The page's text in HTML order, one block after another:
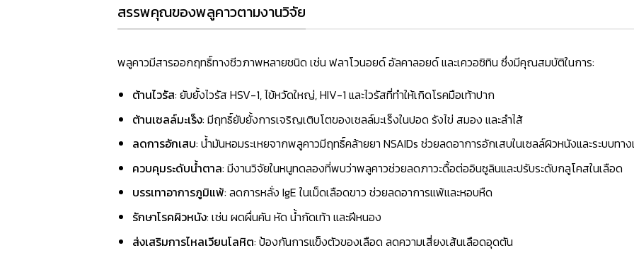
สรรพคุณของพลูคาวตามงานวิจัย
พลูคาวมีสารออกฤทธิ์ทางชีวภาพหลายชนิด เช่น ฟลาโวนอยด์ อัลคาลอยด์ และเควอซิทิน ซึ่งมีคุณสมบัติในการ:
ต้านไวรัส: ยับยั้งไวรัส HSV-1, ไข้หวัดใหญ่, HIV-1 และไวรัสที่ทำให้เกิดโรคมือเท้าปาก
ต้านเซลล์มะเร็ง: มีฤทธิ์ยับยั้งการเจริญเติบโตของเซลล์มะเร็งในปอด รังไข่ สมอง และลำไส้
ลดการอักเสบ: น้ำมันหอมระเหยจากพลูคาวมีฤทธิ์คล้ายยา NSAIDs ช่วยลดอาการอักเสบในเซลล์ผิวหนังและระบบทาง
ควบคุมระดับน้ำตาล: มีงานวิจัยในหนูทดลองที่พบว่าพลูคาวช่วยลดภาวะดื้อต่ออินซูลินและปรับระดับกลูโคสในเลือด
บรรเทาอาการภูมิแพ้: ลดการหลั่ง IgE ในเม็ดเลือดขาว ช่วยลดอาการแพ้และหอบหืด
รักษาโรคผิวหนัง: เช่น ผดผื่นคัน หัด น้ำกัดเท้า และฝีหนอง
ส่งเสริมการไหลเวียนโลหิต: ป้องกันการแข็งตัวของเลือด ลดความเสี่ยงเส้นเลือดอุดตัน